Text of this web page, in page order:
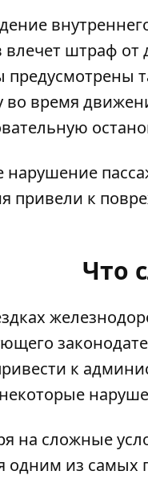
влечет штраф от
во время
нарушение
привели к
Что
к
на сложные
одним из